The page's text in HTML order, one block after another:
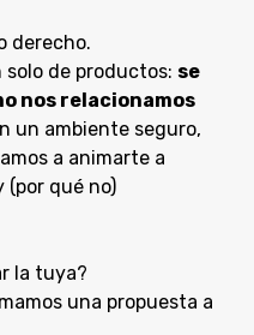
derecho.
de productos: se
nos relacionamos
un ambiente seguro,
a animarte a
qué no)
la tuya?
una propuesta a